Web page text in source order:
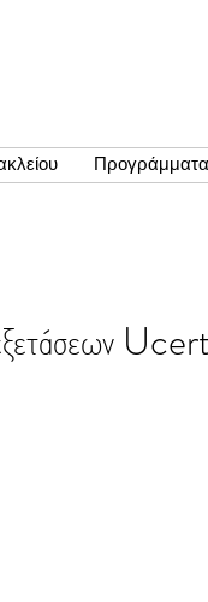
εξετάσεων